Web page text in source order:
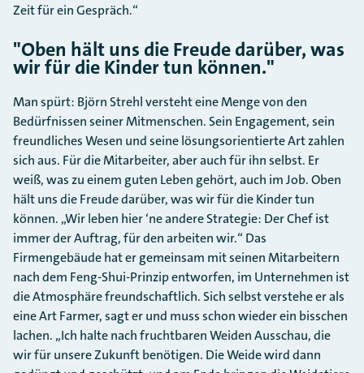
Zeit für ein Gespräch.“
"Oben hält uns die Freude darüber, was
wir für die Kinder tun können."
Man spürt: Björn Strehl versteht eine Menge von den
Bedürfnissen seiner Mitmenschen. Sein Engagement, sein
freundliches Wesen und seine lösungsorientierte Art zahlen
sich aus. Für die Mitarbeiter, aber auch für ihn selbst. Er
weiß, was zu einem guten Leben gehört, auch im Job. Oben
hält uns die Freude darüber, was wir für die Kinder tun
können. „Wir leben hier ‘ne andere Strategie: Der Chef ist
immer der Auftrag, für den arbeiten wir.“ Das
Firmengebäude hat er gemeinsam mit seinen Mitarbeitern
nach dem Feng-Shui-Prinzip entworfen, im Unternehmen ist
die Atmosphäre freundschaftlich. Sich selbst verstehe er als
eine Art Farmer, sagt er und muss schon wieder ein bisschen
lachen. „Ich halte nach fruchtbaren Weiden Ausschau, die
wir für unsere Zukunft benötigen. Die Weide wird dann